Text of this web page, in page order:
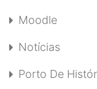
Moodle
Notícias
Porto De